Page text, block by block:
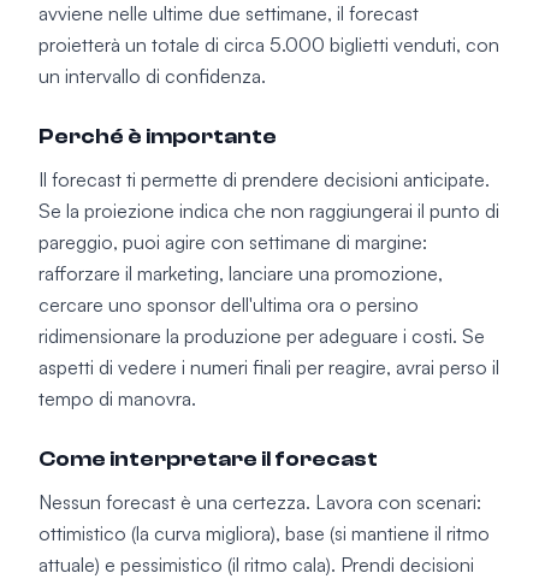
avviene nelle ultime due settimane, il forecast
proietterà un totale di circa 5.000 biglietti venduti, con
un intervallo di confidenza.
Perché è importante
Il forecast ti permette di prendere decisioni anticipate.
Se la proiezione indica che non raggiungerai il punto di
pareggio, puoi agire con settimane di margine:
rafforzare il marketing, lanciare una promozione,
cercare uno sponsor dell'ultima ora o persino
ridimensionare la produzione per adeguare i costi. Se
aspetti di vedere i numeri finali per reagire, avrai perso il
tempo di manovra.
Come interpretare il forecast
Nessun forecast è una certezza. Lavora con scenari:
ottimistico (la curva migliora), base (si mantiene il ritmo
attuale) e pessimistico (il ritmo cala). Prendi decisioni